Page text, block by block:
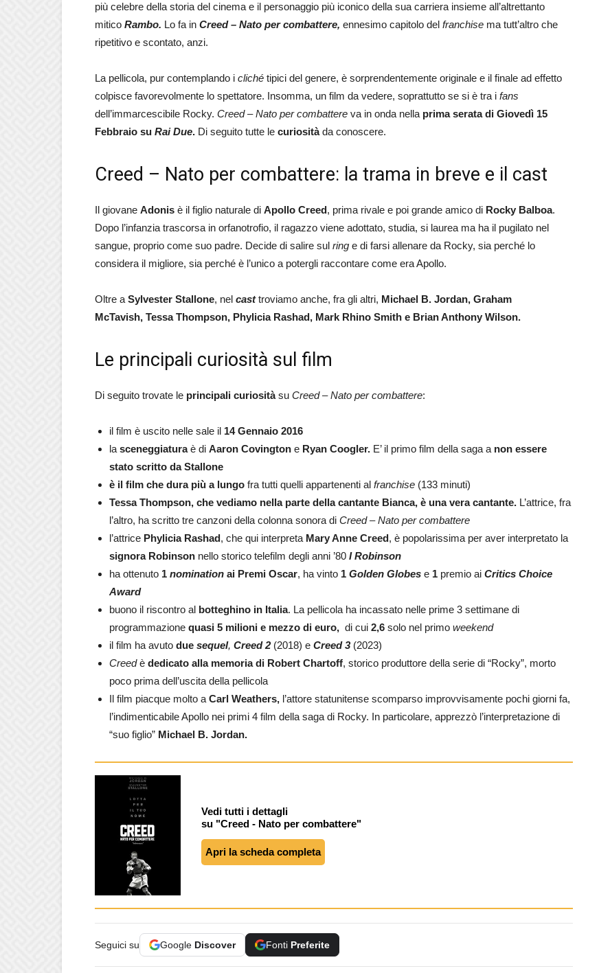
più celebre della storia del cinema e il personaggio più iconico della sua carriera insieme all’altrettanto
mitico Rambo. Lo fa in Creed – Nato per combattere, ennesimo capitolo del franchise ma tutt’altro che
ripetitivo e scontato, anzi.
La pellicola, pur contemplando i cliché tipici del genere, è sorprendentemente originale e il finale ad effetto
colpisce favorevolmente lo spettatore. Insomma, un film da vedere, soprattutto se si è tra i fans
dell’immarcescibile Rocky. Creed – Nato per combattere va in onda nella prima serata di Giovedì 15
Febbraio su Rai Due. Di seguito tutte le curiositàda conoscere.
Creed – Nato per combattere: la trama in breve e il cast
Il giovane Adonis è il figlio naturale di Apollo Creed, prima rivale e poi grande amico di Rocky Balboa.
Dopo l’infanzia trascorsa in orfanotrofio, il ragazzo viene adottato, studia, si laurea ma ha il pugilato nel
sangue, proprio come suo padre. Decide di salire sul ring e di farsi allenare da Rocky, sia perché lo
considera il migliore, sia perché è l’unico a potergli raccontare come era Apollo.
Oltre a Sylvester Stallone, nel casttroviamo anche, fra gli altri, Michael B. Jordan, Graham
McTavish, Tessa Thompson, Phylicia Rashad, Mark Rhino Smith e Brian Anthony Wilson.
Le principali curiosità sul film
Di seguito trovate le principali curiositàsu Creed – Nato per combattere:
il film è uscito nelle sale il 14 Gennaio 2016
la sceneggiaturaè di Aaron Covington e Ryan Coogler. E’ il primo film della saga a non essere
stato scritto da Stallone
è il film che dura più a lungo fra tutti quelli appartenenti al franchise (133 minuti)
Tessa Thompson, che vediamo nella parte della cantante Bianca, è una vera cantante. L’attrice, fra
l’altro, ha scritto tre canzoni della colonna sonora di Creed – Nato per combattere
l’attrice Phylicia Rashad, che qui interpreta Mary Anne Creed, è popolarissima per aver interpretato la
signora Robinson nello storico telefilm degli anni ’80 I Robinson
ha ottenuto 1 nomination ai Premi Oscar, ha vinto 1 Golden Globes e 1 premio ai Critics Choice
Award
buono il riscontro al botteghino in Italia. La pellicola ha incassato nelle prime 3 settimane di
programmazione quasi 5 milioni e mezzo di euro, di cui 2,6 solo nel primo weekend
il film ha avuto due sequel, Creed 2(2018) e Creed 3(2023)
Creedè dedicato alla memoria di Robert Chartoff, storico produttore della serie di “Rocky”, morto
poco prima dell’uscita della pellicola
Il film piacque molto a Carl Weathers, l’attore statunitense scomparso improvvisamente pochi giorni fa,
l’indimenticabile Apollo nei primi 4 film della saga di Rocky. In particolare, apprezzò l’interpretazione di
“suo figlio” Michael B. Jordan.
Vedi tutti i dettagli
su "Creed - Nato per combattere"
Apri la scheda completa
Seguici su Google Discover Fonti Preferite